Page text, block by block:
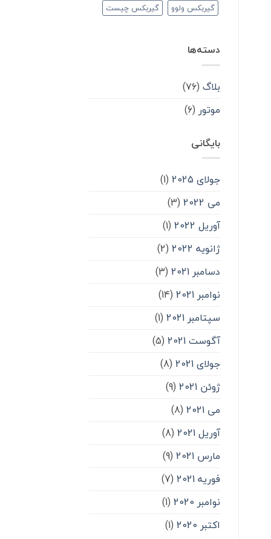
گیربکس ولوو
گیربکس چیست
دسته‌ها
بلاگ (۷۶)
موتور (۶)
بایگانی
جولای 2025
(1)
می 2022
(3)
آوریل 2022
(1)
ژانویه 2022
(2)
دسامبر 2021
(3)
نوامبر 2021
(14)
سپتامبر 2021
(1)
آگوست 2021
(5)
جولای 2021
(8)
ژوئن 2021
(9)
می 2021
(8)
آوریل 2021
(8)
مارس 2021
(9)
فوریه 2021
(7)
نوامبر 2020
(1)
اکتبر 2020
(1)